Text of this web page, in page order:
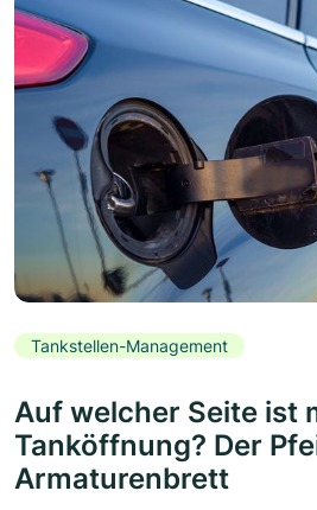
Tankstellen-Management
Auf welcher Seite ist
Tanköffnung? Der
Armaturenbrett